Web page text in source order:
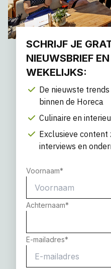
SCHRIJF JE
NIEUWSBRIEF
WEKELIJKS:
De nieuwste
binnen de Horeca
Culinaire en
Exclusieve
interviews en
Voornaam*
Achternaam*
E-mailadres*